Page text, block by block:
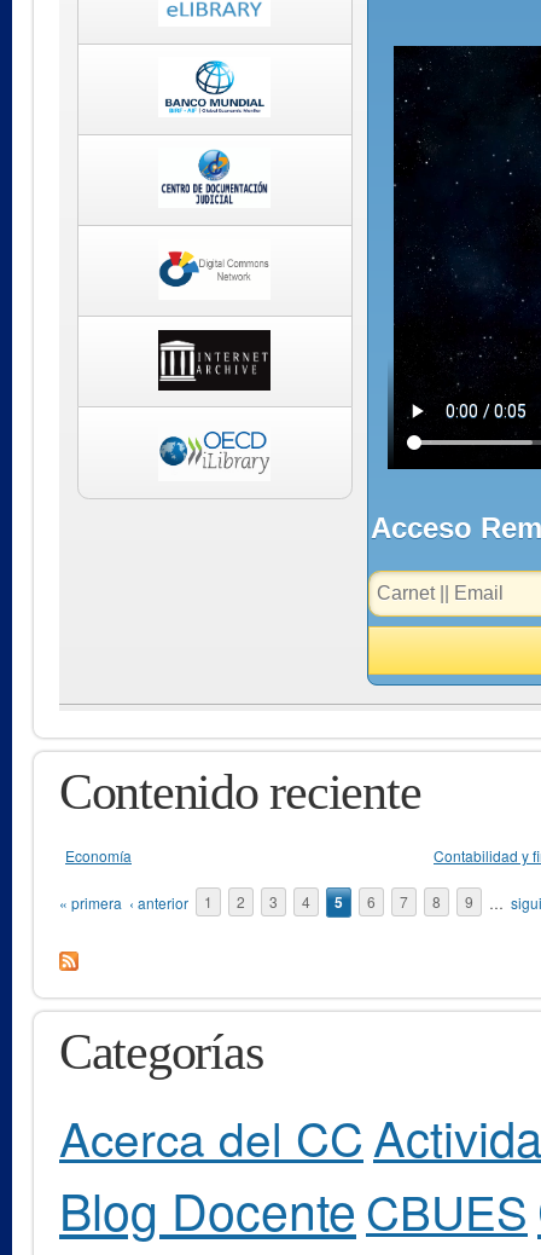
Contenido reciente
Economía Contabilidad y
Páginas
« primera ‹ anterior 1 2 3 4 5 6 7 8 9 …
Categorías
Acerca del CC
Blog Docente CBUES